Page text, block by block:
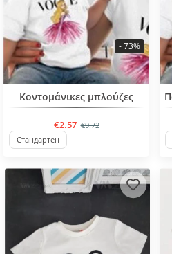
BESTSELLER
Κοντομάνικες μπλούζες
€2.57 €9.72
- 73%
Стандартен